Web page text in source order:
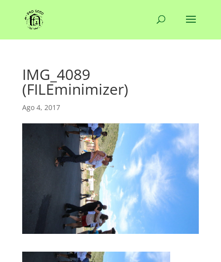
IMG_4089
(FILEminimizer)
Ago 4, 2017